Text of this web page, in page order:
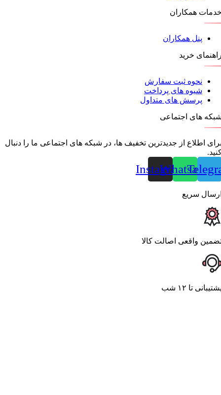
همکاران
پنل همکاران
خرید
نحوه ثبت سفارش
شیوه های پرداخت
پرسش های متداول
های اجتماعی
اطلاع از جدیدترین تخفیف ها، در شبکه های اجتماعی ما را دنبال
Whatsapp
Instagram
سریع
واقعی اصالت کالا
تا ۱۲ شب